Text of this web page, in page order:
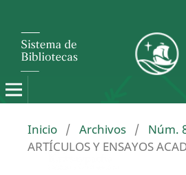
Inicio / Archivos / Núm.
ARTÍCULOS Y ENSAYOS